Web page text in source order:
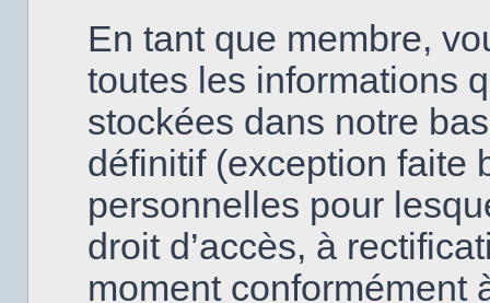
En tant que membre,
toutes les informations
stockées dans notre
définitif (exception faite
personnelles pour
droit d’accès, à
moment conformément